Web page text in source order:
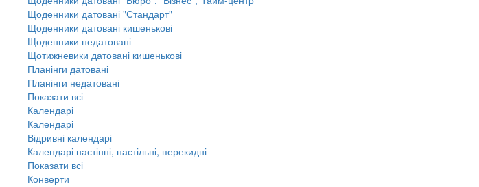
Щоденники датовані "Стандарт"
Щоденники датовані кишенькові
Щоденники недатовані
Щотижневики датовані кишенькові
Планінги датовані
Планінги недатовані
Показати всі
Календарі
Календарі
Відривні календарі
Календарі настінні, настільні, перекидні
Показати всі
Конверти